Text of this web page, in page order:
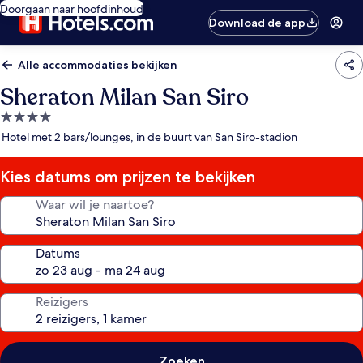
Doorgaan naar hoofdinhoud
Download de app
Alle accommodaties bekijken
Sheraton Milan San Siro
4.0-
sterrenaccommodatie
Hotel met 2 bars/lounges, in de buurt van San Siro-stadion
Kies datums om prijzen te bekijken
Waar wil je naartoe?
Datums
Reizigers